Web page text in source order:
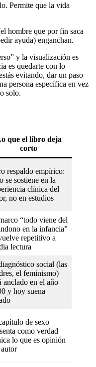
Permite que la vida
hombre que por fin saca
ayuda) enganchan.
y la visualización es
es quedarte con lo
evitando, dar un paso
persona específica en vez
solo.
que el libro deja
corto
respaldo empírico:
se sostiene en la
clínica del
no en estudios
“todo viene del
en la infancia”
repetitivo a
lectura
social (las
el feminismo)
anclado en el año
y hoy suena
de sexo
como verdad
lo que es opinión